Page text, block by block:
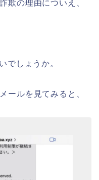
欺の理由についえ、
でしょうか。
ールを見てみると、